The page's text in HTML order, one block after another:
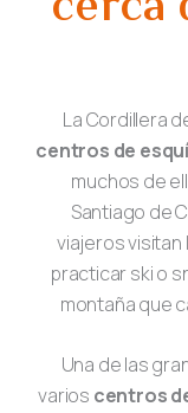
La Cordillera
centros de
muchos de
Santiago de
viajeros visitan
practicar ski o
montaña que
Una de las
varios centros